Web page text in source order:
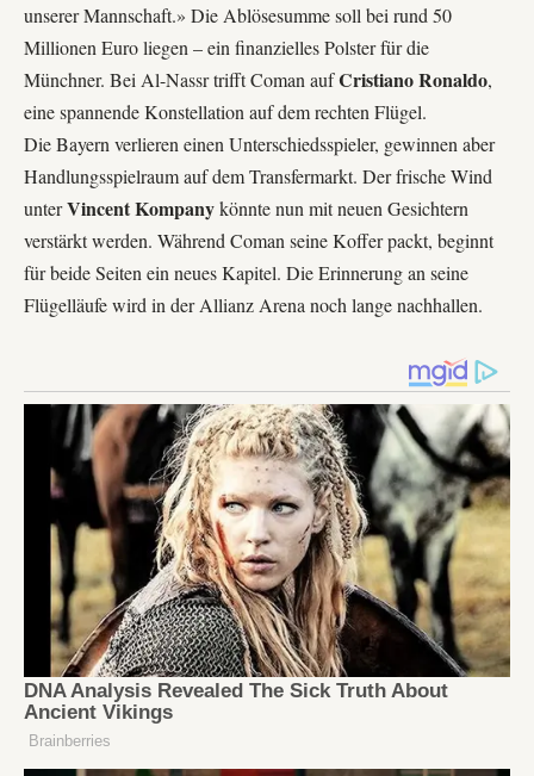
unserer Mannschaft.» Die Ablösesumme soll bei rund 50
Millionen Euro liegen – ein finanzielles Polster für die
Münchner. Bei Al-Nassr trifft Coman aufCristiano Ronaldo,
eine spannende Konstellation auf dem rechten Flügel.
Die Bayern verlieren einen Unterschiedsspieler, gewinnen aber
Handlungsspielraum auf dem Transfermarkt. Der frische Wind
unterVincent Kompanykönnte nun mit neuen Gesichtern
verstärkt werden. Während Coman seine Koffer packt, beginnt
für beide Seiten ein neues Kapitel. Die Erinnerung an seine
Flügelläufe wird in derAllianz Arena noch lange nachhallen.